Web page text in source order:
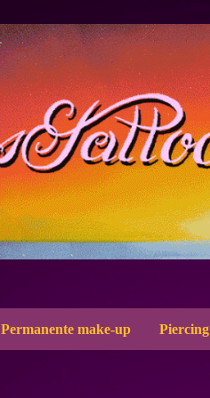
Permanente make-up Piercing